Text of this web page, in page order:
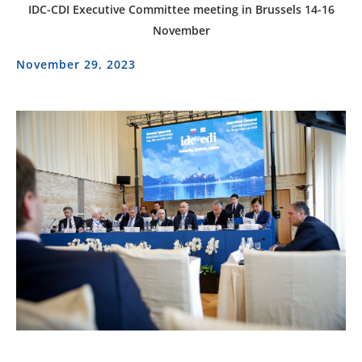
IDC-CDI Executive Committee meeting in Brussels 14-16
November
November 29, 2023